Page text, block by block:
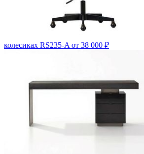
колесиках RS235-A от 38 000 ₽